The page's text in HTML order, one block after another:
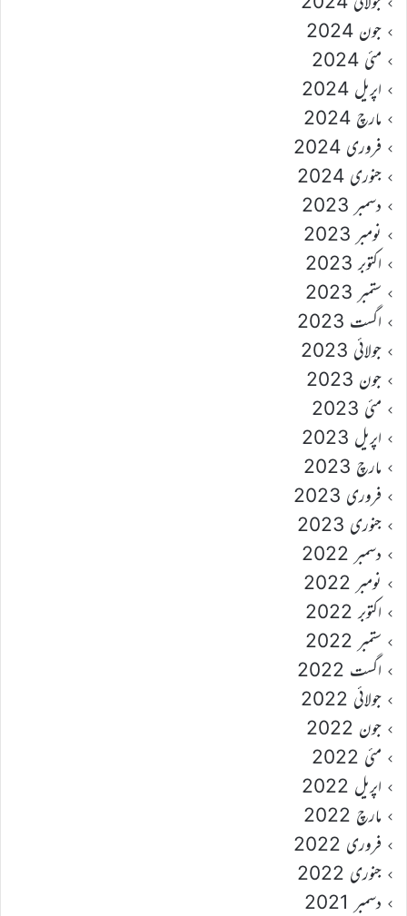
جون 2024
مئی 2024
اپریل 2024
مارچ 2024
فروری 2024
جنوری 2024
دسمبر 2023
نومبر 2023
اکتوبر 2023
ستمبر 2023
اگست 2023
جولائی 2023
جون 2023
مئی 2023
اپریل 2023
مارچ 2023
فروری 2023
جنوری 2023
دسمبر 2022
نومبر 2022
اکتوبر 2022
ستمبر 2022
اگست 2022
جولائی 2022
جون 2022
مئی 2022
اپریل 2022
مارچ 2022
فروری 2022
جنوری 2022
دسمبر 2021